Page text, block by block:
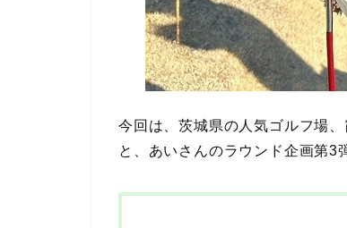
今回は、茨城県の人気ゴルフ場
と、あいさんのラウンド企画第3